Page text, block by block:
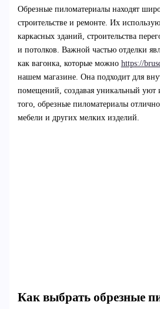
Обрезные пиломатериалы находят
строительстве и ремонте. Их
каркасных зданий, строительства
и потолков. Важной частью отделки
как вагонка, которые можно https://
нашем магазине. Она подходит для
помещений, создавая уникальный уют
того, обрезные пиломатериалы
мебели и других мелких изделий.
Как выбрать обрезные